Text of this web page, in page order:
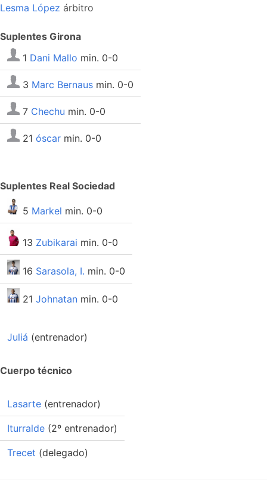
Lesma López árbitro
Suplentes Girona
1 Dani Mallo min. 0-0
3 Marc Bernaus min. 0-0
7 Chechu min. 0-0
21 óscar min. 0-0
Suplentes Real Sociedad
5 Markel min. 0-0
13 Zubikarai min. 0-0
16 Sarasola, I. min. 0-0
21 Johnatan min. 0-0
Juliá (entrenador)
Cuerpo técnico
Lasarte (entrenador)
Iturralde (2º entrenador)
Trecet (delegado)